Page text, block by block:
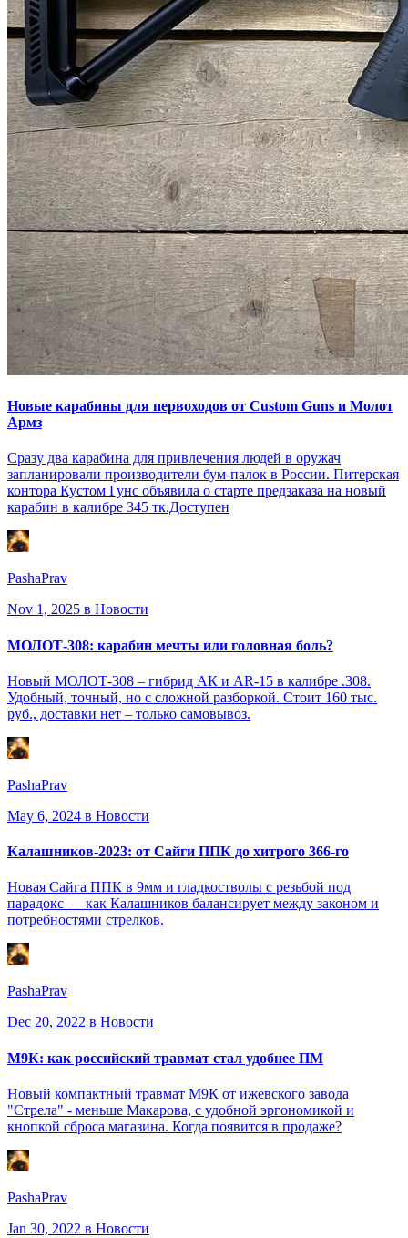
Новые карабины для первоходов от Custom Guns и Молот
Армз
Сразу два карабина для привлечения людей в оружач
запланировали производители бум-палок в России. Питерская
контора Кустом Гунс объявила о старте предзаказа на новый
карабин в калибре 345 тк.Доступен
PashaPrav
Nov 1, 2025 в Новости
МОЛОТ-308: карабин мечты или головная боль?
Новый МОЛОТ-308 – гибрид АК и AR-15 в калибре .308.
Удобный, точный, но с сложной разборкой. Стоит 160 тыс.
руб., доставки нет – только самовывоз.
PashaPrav
May 6, 2024 в Новости
Калашников-2023: от Сайги ППК до хитрого 366-го
Новая Сайга ППК в 9мм и гладкостволы с резьбой под
парадокс — как Калашников балансирует между законом и
потребностями стрелков.
PashaPrav
Dec 20, 2022 в Новости
М9К: как российский травмат стал удобнее ПМ
Новый компактный травмат М9К от ижевского завода
"Стрела" - меньше Макарова, с удобной эргономикой и
кнопкой сброса магазина. Когда появится в продаже?
PashaPrav
Jan 30, 2022 в Новости